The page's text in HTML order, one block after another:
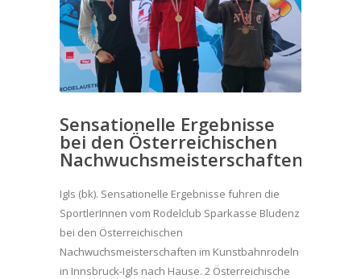
Sensationelle Ergebnisse
bei den Österreichischen
Nachwuchsmeisterschaften
Igls (bk). Sensationelle Ergebnisse fuhren die
SportlerInnen vom Rodelclub Sparkasse Bludenz
bei den Österreichischen
Nachwuchsmeisterschaften im Kunstbahnrodeln
in Innsbruck-Igls nach Hause. 2 Österreichische